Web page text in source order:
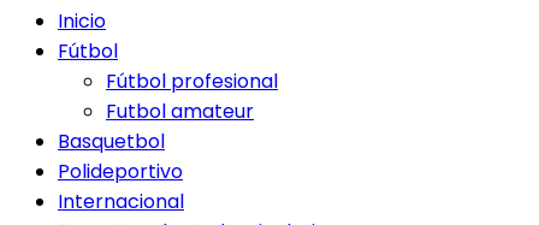
Inicio
Fútbol
Fútbol profesional
Futbol amateur
Basquetbol
Polideportivo
Internacional